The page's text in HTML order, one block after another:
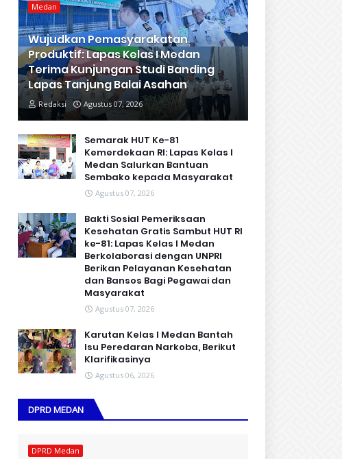
Medan
Wujudkan Pemasyarakatan
Produktif: Lapas Kelas I Medan
Terima Kunjungan Studi Banding
Lapas Tanjung Balai Asahan
Redaksi Agustus 07, 2026
Semarak HUT Ke-81
Kemerdekaan RI: Lapas Kelas I
Medan Salurkan Bantuan
Sembako kepada Masyarakat
Agustus 07, 2026
Bakti Sosial Pemeriksaan
Kesehatan Gratis Sambut HUT RI
ke-81: Lapas Kelas I Medan
Berkolaborasi dengan UNPRI
Berikan Pelayanan Kesehatan
dan Bansos Bagi Pegawai dan
Masyarakat
Agustus 07, 2026
Karutan Kelas I Medan Bantah
Isu Peredaran Narkoba, Berikut
Klarifikasinya
Agustus 06, 2026
DPRD MEDAN
DPRD Medan